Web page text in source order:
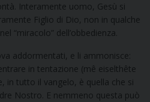
Interamente uomo, Gesù si
Figlio di Dio, non in qualche
“miracolo” dell’obbedienza.
addormentati, e li ammonisce:
in tentazione (mê eiselthête
in tutto il vangelo, è quella che si
Nostro. E nemmeno questa può